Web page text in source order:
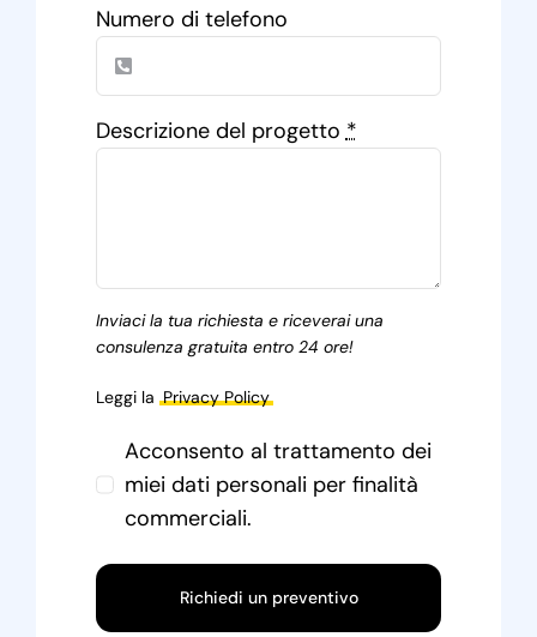
Numero di telefono
Descrizione del progetto*
Inviaci la tua richiesta e riceverai una
consulenza gratuita entro 24 ore!
Leggi la Privacy Policy
Acconsento al trattamento dei
miei dati personali per finalità
commerciali.
Richiedi un preventivo